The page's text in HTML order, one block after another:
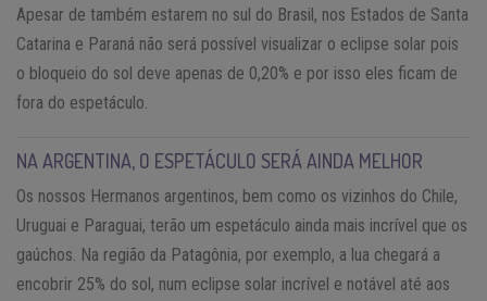
Apesar de também estarem no sul do Brasil, nos Estados de Santa
Catarina e Paraná não será possível visualizar o eclipse solar pois
o bloqueio do sol deve apenas de 0,20% e por isso eles ficam de
fora do espetáculo.
NA ARGENTINA, O ESPETÁCULO SERÁ AINDA MELHOR
Os nossos Hermanos argentinos, bem como os vizinhos do Chile,
Uruguai e Paraguai, terão um espetáculo ainda mais incrível que os
gaúchos. Na região da Patagônia, por exemplo, a lua chegará a
encobrir 25% do sol, num eclipse solar incrível e notável até aos